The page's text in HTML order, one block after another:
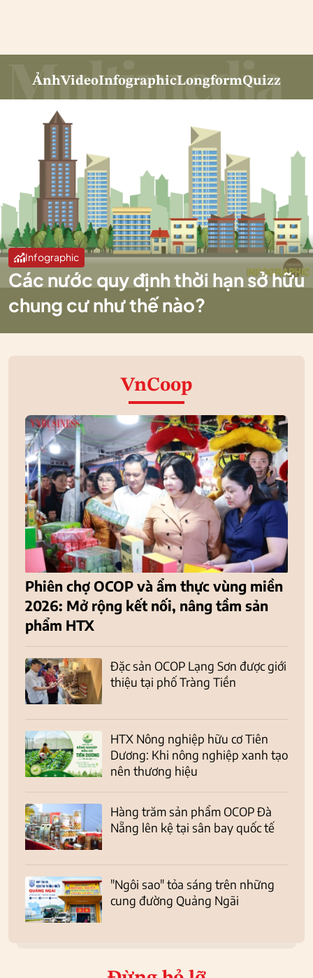
ẢnhVideoInfographicLongformQuizz
Infographic
Các nước quy định thời hạn sở hữu
chung cư như thế nào?
VnCoop
Phiên chợ OCOP và ẩm thực vùng miền
2026: Mở rộng kết nối, nâng tầm sản
phẩm HTX
Đặc sản OCOP Lạng Sơn được giới
thiệu tại phố Tràng Tiền
HTX Nông nghiệp hữu cơ Tiên
Dương: Khi nông nghiệp xanh tạo
nên thương hiệu
Hàng trăm sản phẩm OCOP Đà
Nẵng lên kệ tại sân bay quốc tế
"Ngôi sao" tỏa sáng trên những
cung đường Quảng Ngãi